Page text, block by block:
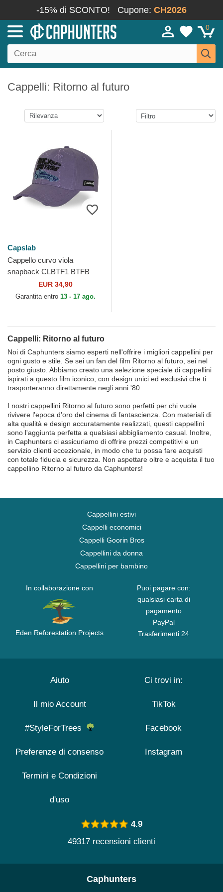
-15% di SCONTO! Cupone: CH2026
0
Cappelli: Ritorno al futuro
Capslab
Cappello curvo viola
snapback CLBTF1 BTFB
DMC DeLorean Ritorno al
futuro di Capslab
EUR 34,90
Garantita entro 13 - 17 ago.
Cappelli: Ritorno al futuro
Noi di Caphunters siamo esperti nell'offrire i migliori cappellini per
ogni gusto e stile. Se sei un fan del film Ritorno al futuro, sei nel
posto giusto. Abbiamo creato una selezione speciale di cappellini
ispirati a questo film iconico, con design unici ed esclusivi che ti
trasporteranno direttamente negli anni '80.
I nostri cappellini Ritorno al futuro sono perfetti per chi vuole
rivivere l'epoca d'oro del cinema di fantascienza. Con materiali di
alta qualità e design accuratamente realizzati, questi cappellini
sono l'aggiunta perfetta a qualsiasi abbigliamento casual. Inoltre,
in Caphunters ci assicuriamo di offrire prezzi competitivi e un
servizio clienti eccezionale, in modo che tu possa fare acquisti
con totale fiducia e sicurezza. Non aspettare oltre e acquista il tuo
cappellino Ritorno al futuro da Caphunters!
Cappellini estivi
Cappelli economici
Cappelli Goorin Bros
Cappellini da donna
Cappellini per bambino
In collaborazione con
Eden Reforestation Projects
Puoi pagare con:
qualsiasi carta di
pagamento
PayPal
Trasferimenti 24
Aiuto
Il mio Account
#StyleForTrees
Preferenze di consenso
Termini e Condizioni
d'uso
Ci trovi in:
TikTok
Facebook
Instagram
4.9
49317 recensioni clienti
Caphunters